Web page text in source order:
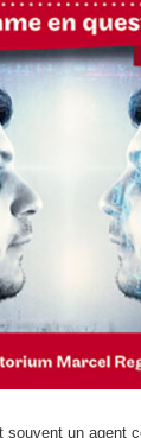
souvent un agent